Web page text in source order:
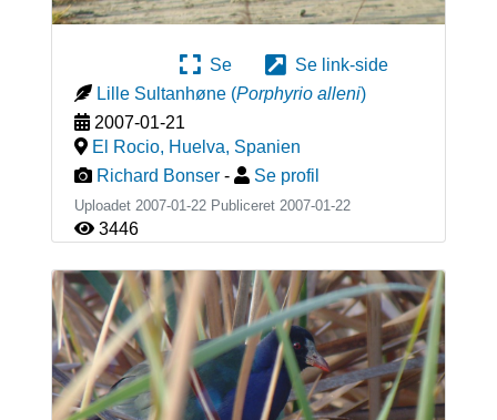
Se
Se link-side
Lille Sultanhøne (Porphyrio alleni)
2007-01-21
El Rocio, Huelva, Spanien
Richard Bonser - Se profil
Uploadet 2007-01-22 Publiceret 2007-01-22
3446